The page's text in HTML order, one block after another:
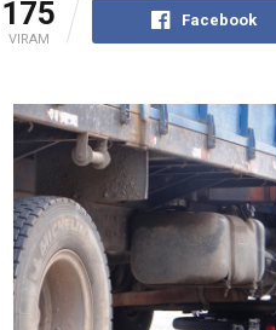
175
VIRAM
Facebook